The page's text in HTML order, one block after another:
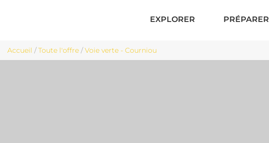
EXPLORER PRÉPARER
Accueil /Toute l'offre /Voie verte - Courniou